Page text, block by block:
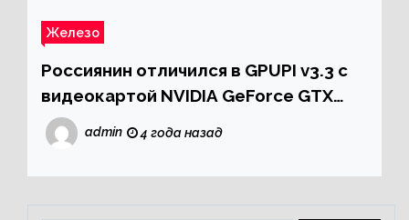
Железо
Россиянин отличился в GPUPI v3.3 с
видеокартой NVIDIA GeForce GTX
1050
admin 4 года назад